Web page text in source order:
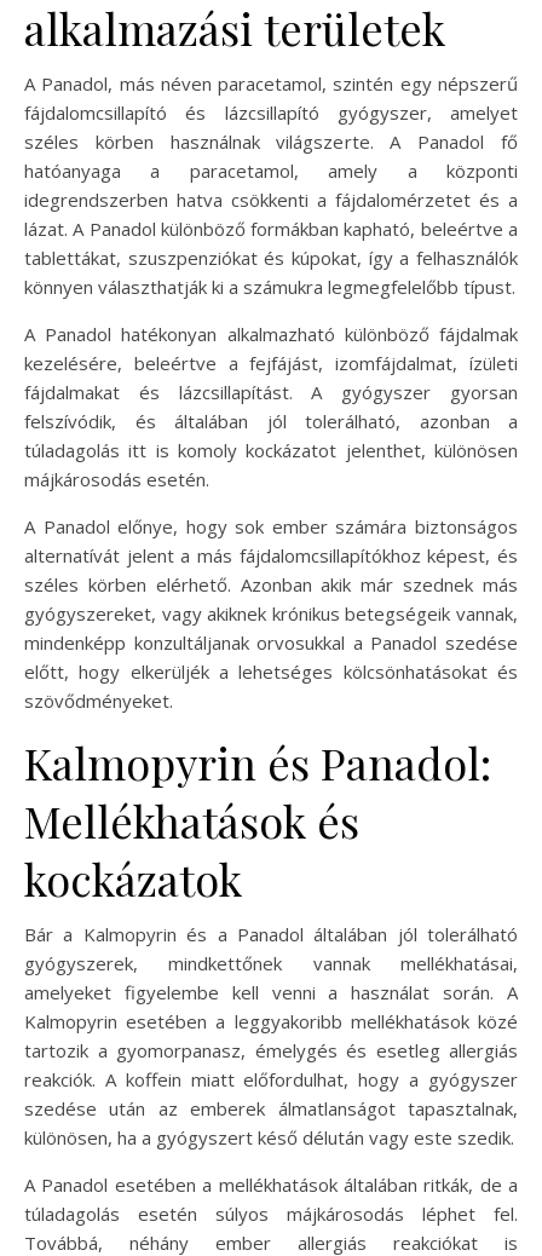
alkalmazási területek
A Panadol, más néven paracetamol, szintén egy népszerű
fájdalomcsillapító és lázcsillapító gyógyszer, amelyet
széles körben használnak világszerte. A Panadol fő
hatóanyaga a paracetamol, amely a központi
idegrendszerben hatva csökkenti a fájdalomérzetet és a
lázat. A Panadol különböző formákban kapható, beleértve a
tablettákat, szuszpenziókat és kúpokat, így a felhasználók
könnyen választhatják ki a számukra legmegfelelőbb típust.
A Panadol hatékonyan alkalmazható különböző fájdalmak
kezelésére, beleértve a fejfájást, izomfájdalmat, ízületi
fájdalmakat és lázcsillapítást. A gyógyszer gyorsan
felszívódik, és általában jól tolerálható, azonban a
túladagolás itt is komoly kockázatot jelenthet, különösen
májkárosodás esetén.
A Panadol előnye, hogy sok ember számára biztonságos
alternatívát jelent a más fájdalomcsillapítókhoz képest, és
széles körben elérhető. Azonban akik már szednek más
gyógyszereket, vagy akiknek krónikus betegségeik vannak,
mindenképp konzultáljanak orvosukkal a Panadol szedése
előtt, hogy elkerüljék a lehetséges kölcsönhatásokat és
szövődményeket.
Kalmopyrin és Panadol:
Mellékhatások és
kockázatok
Bár a Kalmopyrin és a Panadol általában jól tolerálható
gyógyszerek, mindkettőnek vannak mellékhatásai,
amelyeket figyelembe kell venni a használat során. A
Kalmopyrin esetében a leggyakoribb mellékhatások közé
tartozik a gyomorpanasz, émelygés és esetleg allergiás
reakciók. A koffein miatt előfordulhat, hogy a gyógyszer
szedése után az emberek álmatlanságot tapasztalnak,
különösen, ha a gyógyszert késő délután vagy este szedik.
A Panadol esetében a mellékhatások általában ritkák, de a
túladagolás esetén súlyos májkárosodás léphet fel.
Továbbá, néhány ember allergiás reakciókat is